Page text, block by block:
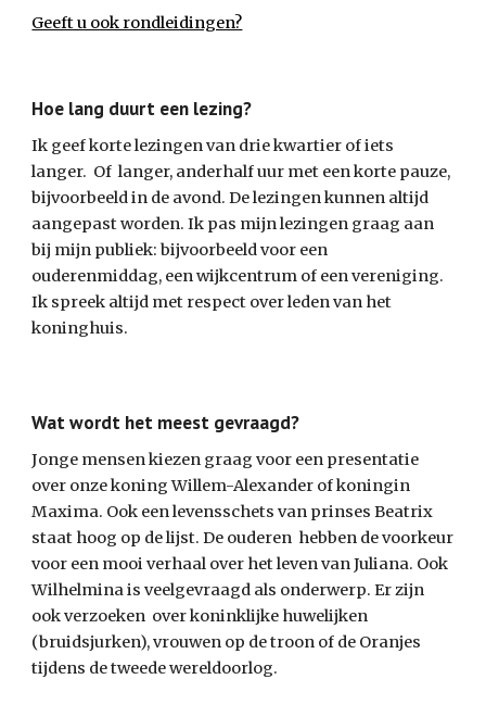
Geeft u ook rondleidingen?
Hoe lang duurt een lezing?
Ik geef korte lezingen van drie kwartier of iets
langer. Of langer, anderhalf uur met een korte pauze,
bijvoorbeeld in de avond. De lezingen kunnen altijd
aangepast worden. Ik pas mijn lezingen graag aan
bij mijn publiek: bijvoorbeeld voor een
ouderenmiddag, een wijkcentrum of een vereniging.
Ik spreek altijd met respect over leden van het
koninghuis.
Wat wordt het meest gevraagd?
Jonge mensen kiezen graag voor een presentatie
over onze koning Willem-Alexander of koningin
Maxima. Ook een levensschets van prinses Beatrix
staat hoog op de lijst. De ouderen hebben de voorkeur
voor een mooi verhaal over het leven van Juliana. Ook
Wilhelmina is veelgevraagd als onderwerp. Er zijn
ook verzoeken over koninklijke huwelijken
(bruidsjurken), vrouwen op de troon of de Oranjes
tijdens de tweede wereldoorlog.